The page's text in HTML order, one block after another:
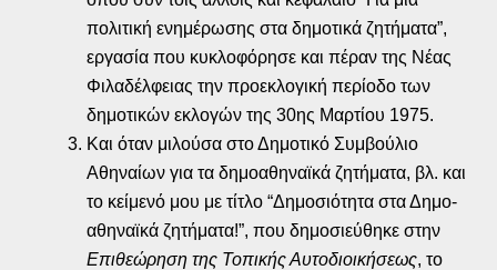
πολιτική ενημέρωσης στα δημοτικά ζητήματα”,
εργασία που κυκλοφόρησε και πέραν της Νέας
Φιλαδέλφειας την προεκλογική περίοδο των
δημοτικών εκλογών της 30ης Μαρτίου 1975.
Και όταν μιλούσα στο Δημοτικό Συμβούλιο
Αθηναίων για τα δημοαθηναϊκά ζητήματα, βλ. και
το κείμενό μου με τίτλο “Δημοσιότητα στα Δημο-
αθηναϊκά ζητήματα!”, που δημοσιεύθηκε στην
Επιθεώρηση της Τοπικής Αυτοδιοικήσεως, το